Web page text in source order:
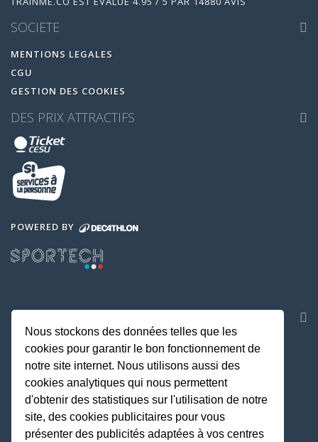
SOCIETE
MENTIONS LEGALES
CGU
GESTION DES COOKIES
DES PRIX ATTRACTIFS
POWERED BY
Nous stockons des données telles que les
cookies pour garantir le bon fonctionnement de
notre site internet. Nous utilisons aussi des
cookies analytiques qui nous permettent
d'obtenir des statistiques sur l'utilisation de notre
site, des cookies publicitaires pour vous
présenter des publicités adaptées à vos centres